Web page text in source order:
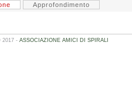
Approfondimento
2017 - ASSOCIAZIONE AMICI DI SPIRALI